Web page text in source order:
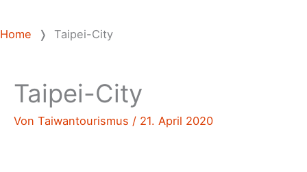
Home ❭ Taipei-City
Taipei-City
Von Taiwantourismus / 21. April 2020